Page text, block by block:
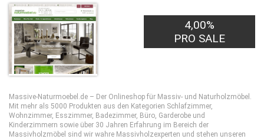
4,00%
PRO SALE
Massive-Naturmoebel.de – Der Onlineshop für Massiv- und Naturholzmöbel.
Mit mehr als 5000 Produkten aus den Kategorien Schlafzimmer,
Wohnzimmer, Esszimmer, Badezimmer, Büro, Garderobe und
Kinderzimmern sowie über 30 Jahren Erfahrung im Bereich der
Massivholzmöbel sind wir wahre Massivholzexperten und stehen unseren